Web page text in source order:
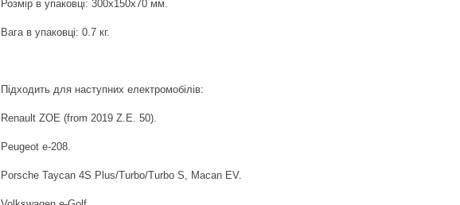
Розмір в упаковці: 300х150х70 мм.
Вага в упаковці: 0.7 кг.
Підходить для наступних електромобілів:
Renault ZOE (from 2019 Z.E. 50).
Peugeot e-208.
Porsche Taycan 4S Plus/Turbo/Turbo S, Macan EV.